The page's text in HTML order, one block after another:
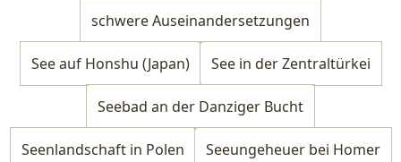
schwere Auseinandersetzungen
See auf Honshu (Japan) See in der Zentraltürkei
Seebad an der Danziger Bucht
Seenlandschaft in Polen Seeungeheuer bei Homer